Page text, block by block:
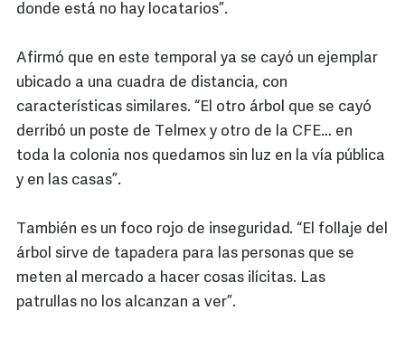
donde está no hay locatarios”.
Afirmó que en este temporal ya se cayó un ejemplar
ubicado a una cuadra de distancia, con
características similares. “El otro árbol que se cayó
derribó un poste de Telmex y otro de la CFE… en
toda la colonia nos quedamos sin luz en la vía pública
y en las casas”.
También es un foco rojo de inseguridad. “El follaje del
árbol sirve de tapadera para las personas que se
meten al mercado a hacer cosas ilícitas. Las
patrullas no los alcanzan a ver”.